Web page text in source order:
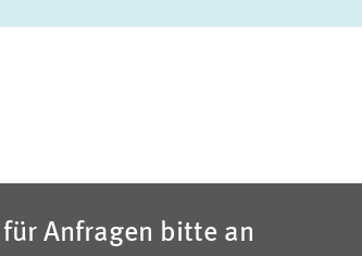
Anfragen bitte an